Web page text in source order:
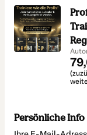
Persönliche Info